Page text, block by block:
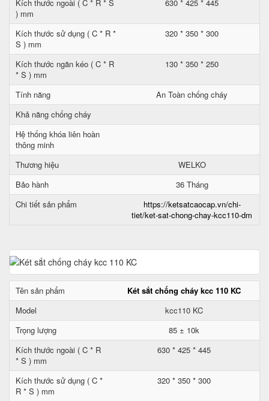
Kích thước ngoài ( C * R * S
) mm
630 * 425 * 445
Kích thước sử dụng ( C * R *
S ) mm
320 * 350 * 300
Kích thước ngăn kéo ( C * R
* S ) mm
130 * 350 * 250
Tính năng
An Toàn chống cháy
Khả năng chống cháy
Hệ thống khóa liên hoàn
thông minh
Thương hiệu
WELKO
Bảo hành
36 Tháng
Chi tiết sản phẩm
https://ketsatcaocap.vn/chi-
tiet/ket-sat-chong-chay-kcc110-dm
Tên sản phẩm
Két sắt chống cháy kcc 110 KC
Model
kcc110 KC
Trọng lượng
85 ± 10k
Kích thước ngoài ( C * R
* S ) mm
630 * 425 * 445
Kích thước sử dụng ( C *
R * S ) mm
320 * 350 * 300